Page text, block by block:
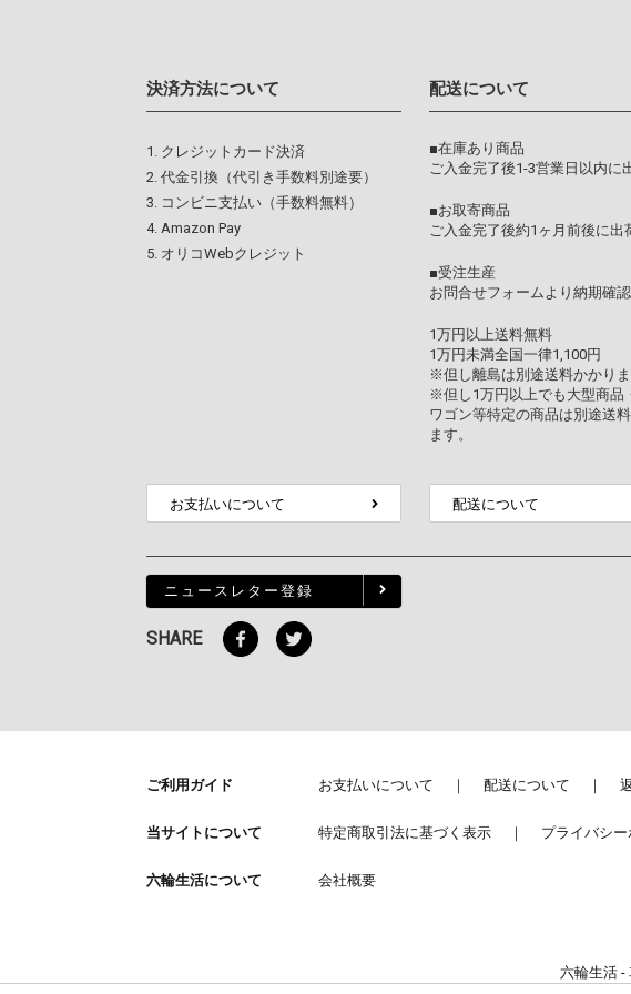
決済方法について
クレジットカード決済
代金引換（代引き手数料別途要）
コンビニ支払い（手数料無料）
Amazon Pay
オリコWebクレジット
お支払いについて
配送について
■在庫あり商品
ご入金完了後1-3営業日以内に
■お取寄商品
ご入金完了後約1ヶ月前後に出
■受注生産
お問合せフォームより納期確認
1万円以上送料無料
1万円未満全国一律1,100円
※但し離島は別途送料かかりま
※但し1万円以上でも大型商品
ワゴン等特定の商品は別途送
ます。
配送について
ニュースレター登録
SHARE
ご利用ガイド お支払いについて 配送について
当サイトについて 特定商取引法に基づく表示 プライバシ
六輪生活について 会社概要
六輪生活 -